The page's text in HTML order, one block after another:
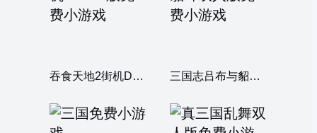
吞食天地2街机DEMO版 三国志吕布与貂蝉双人版